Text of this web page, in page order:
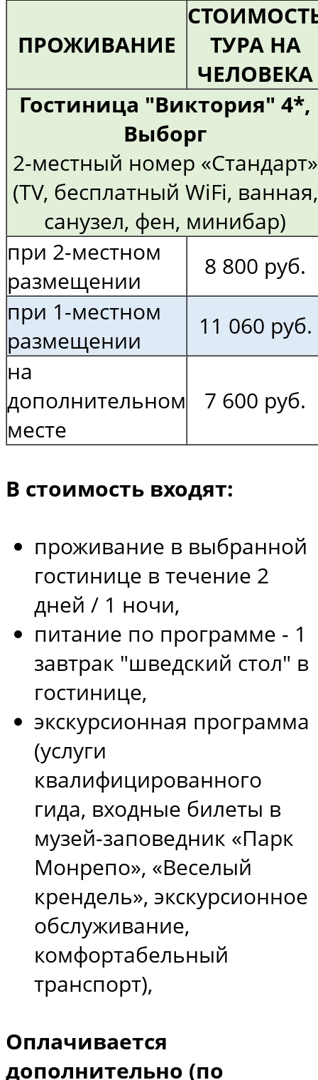
ПРОЖИВАНИЕ
ТУРА НА
ЧЕЛОВЕКА
Гостиница "Виктория" 4*,
Выборг
2-местный номер «Стандарт»
(TV, бесплатный WiFi, ванная,
санузел, фен, минибар)
при 2-местном
размещении
8 800 руб.
при 1-местном
размещении
11 060 руб.
на
дополнительном
месте
7 600 руб.
В стоимость входят:
проживание в выбранной
гостинице в течение 2
дней / 1 ночи,
питание по программе - 1
завтрак "шведский стол" в
гостинице,
экскурсионная программа
(услуги
квалифицированного
гида, входные билеты в
музей-заповедник «Парк
Монрепо», «Веселый
крендель», экскурсионное
обслуживание,
комфортабельный
транспорт),
Оплачивается
дополнительно (по